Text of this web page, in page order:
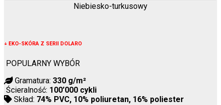
Niebiesko-turkusowy
↓ EKO-SKÓRA Z SERII DOLARO
POPULARNY WYBÓR
Gramatura: 330 g/m²
Ścieralność: 100’000 cykli
Skład: 74% PVC, 10% poliuretan, 16% poliester